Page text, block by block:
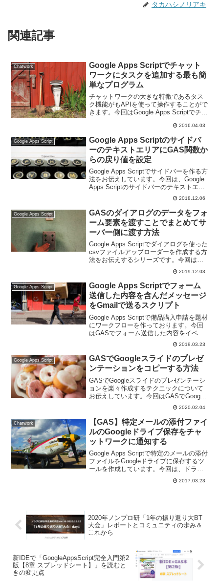
タカハシノリアキ
関連記事
Chatwork
Google Apps Scriptでチャット
ワークにタスクを追加する最も簡
単なプログラム
チャットワークの大きな特徴であるタス
ク機能がもAPIを使って操作することがで
きます。今回はGoogle Apps Scriptでチャ
2016.04.03
Google Apps Script
Google Apps Scriptのサイドバ
ーのテキストエリアにGAS関数か
らの戻り値を設定
Google Apps Scriptでサイドバーを作る方
法をお伝えしています。今回は、Google
Apps Scriptのサイドバーのテキストエリ
アにGAS関数から受け取った値を反映さ
2018.12.06
Google Apps Script
GASのダイアログのデータをフォ
ーム要素を渡すことでまとめてサ
ーバー側に渡す方法
Google Apps Scriptでダイアログを使った
csvファイルアップローダーを作成する方
法をお伝えするシリーズです。今回は、
GASのダイアログのデータをフォーム要
素を渡すことでまとめてサーバー側に渡
す方法です。
2019.12.03
Google Apps Script
Google Apps Scriptでフォーム
送信した内容を含んだメッセージ
をGmailで送るスクリプト
Google Apps Scriptで備品購入申請を題材
にワークフローを作っております。今回
はGASでフォーム送信した内容をイベン
トオブジェクトから取り出してそれを含
めたメッセージをGmailで送る方法です。
2019.03.23
Google Apps Script
GASでGoogleスライドのプレゼ
ンテーションをコピーする方法
GASでGoogleスライドのプレゼンテーシ
ョンを楽々作成するテクニックについて
お伝えしています。今回はGASでGoogle
スライドのプレゼンテーションをコピー
する方法です。Driveサービスを使います
よ。
2020.02.04
Chatwork
【GAS】特定メールの添付ファイ
ルのGoogleドライブ保存をチャ
ットワークに通知する
Google Apps Scriptで特定のメールの添付
ファイルをGoogleドライブに保存するツ
ールを作成しています。今回は、ドライ
ブ保存したことをチャットワークに通知
する方法をお伝えしていきます。
2017.03.23
2020年ノンプロ研「1年の振り返り大BT
大会」レポートとコミュニティの歩み＆
これから
新IDEで「GoogleAppsScript完全入門第2
版【8章 スプレッドシート】」を読むと
きの変更点